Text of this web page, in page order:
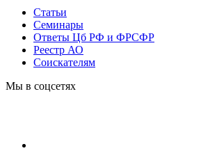
Статьи
Cеминары
Ответы Цб РФ и ФРСФР
Реестр АО
Соискателям
Мы в соцсетях